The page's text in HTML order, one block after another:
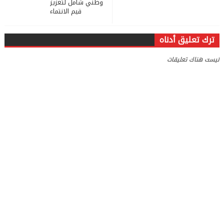
قيم الانتماء
ترك تعليق أدناه
ليست هناك تعليقات